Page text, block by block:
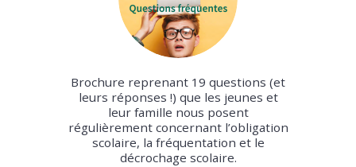
Brochure reprenant 19 questions (et
leurs réponses !) que les jeunes et
leur famille nous posent
régulièrement concernant l’obligation
scolaire, la fréquentation et le
décrochage scolaire.